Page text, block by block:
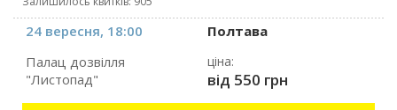
24 вересня, 18:00
Полтава
Палац дозвілля
"Листопад"
ціна:
від 550 грн